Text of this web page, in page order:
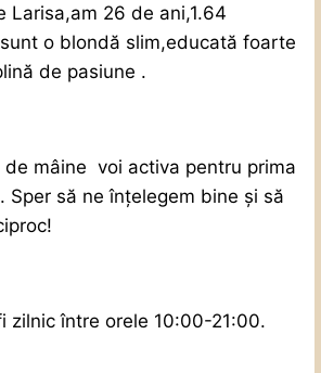
Larisa,am 26 de ani,1.64
o blondă slim,educată foarte
de pasiune .
de mâine voi activa pentru prima
Sper să ne înțelegem bine și să
zilnic între orele 10:00-21:00.